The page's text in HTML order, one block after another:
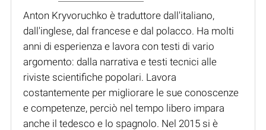
Anton Kryvoruchko è traduttore dall'italiano,
dall'inglese, dal francese e dal polacco. Ha molti
anni di esperienza e lavora con testi di vario
argomento: dalla narrativa e testi tecnici alle
riviste scientifiche popolari. Lavora
costantemente per migliorare le sue conoscenze
e competenze, perciò nel tempo libero impara
anche il tedesco e lo spagnolo. Nel 2015 si è